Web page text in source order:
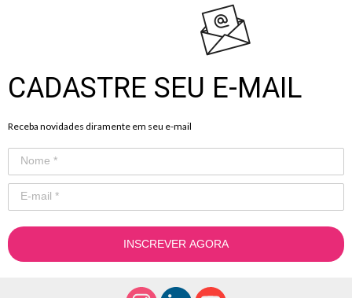
CADASTRE SEU E-MAIL
Receba novidades diramente em seu e-mail
INSCREVER AGORA